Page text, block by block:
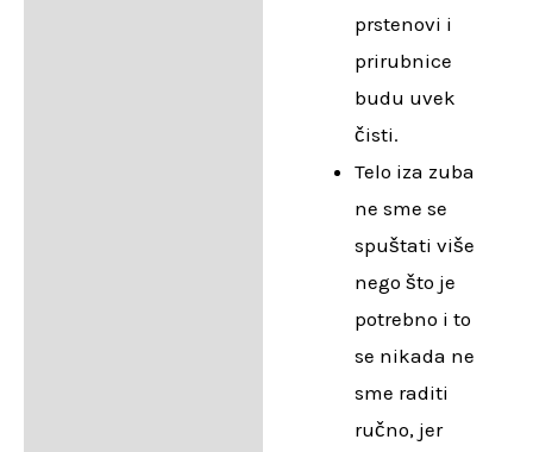
prstenovi i
prirubnice
budu uvek
čisti.
Telo iza zuba
ne sme se
spuštati više
nego što je
potrebno i to
se nikada ne
sme raditi
ručno, jer